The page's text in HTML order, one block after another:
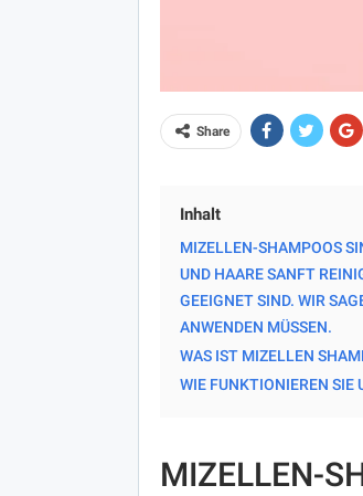
Share
Inhalt
MIZELLEN-SHAMPOOS
ND HAARE SANFT
EEIGNET SIND. WIR
NWENDEN MÜSSEN.
WAS IST MIZELLEN
WIE FUNKTIONIEREN SIE
MIZELLEN-